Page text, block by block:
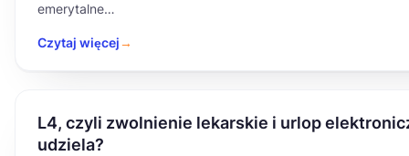
emerytalne…
Czytaj więcej→
L4, czyli zwolnienie lekarskie i urlop
udziela?